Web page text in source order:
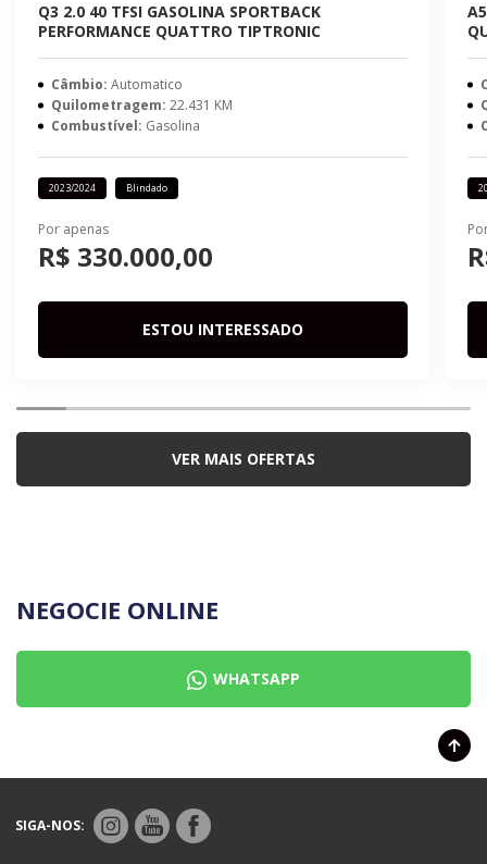
Q3 2.0 40 TFSI GASOLINA SPORTBACK
PERFORMANCE QUATTRO TIPTRONIC
Câmbio: Automatico
Quilometragem: 22.431 KM
Combustível: Gasolina
2023/2024 Blindado
Por apenas
R$ 330.000,00
ESTOU INTERESSADO
VER MAIS OFERTAS
NEGOCIE ONLINE
WHATSAPP
SIGA-NOS: